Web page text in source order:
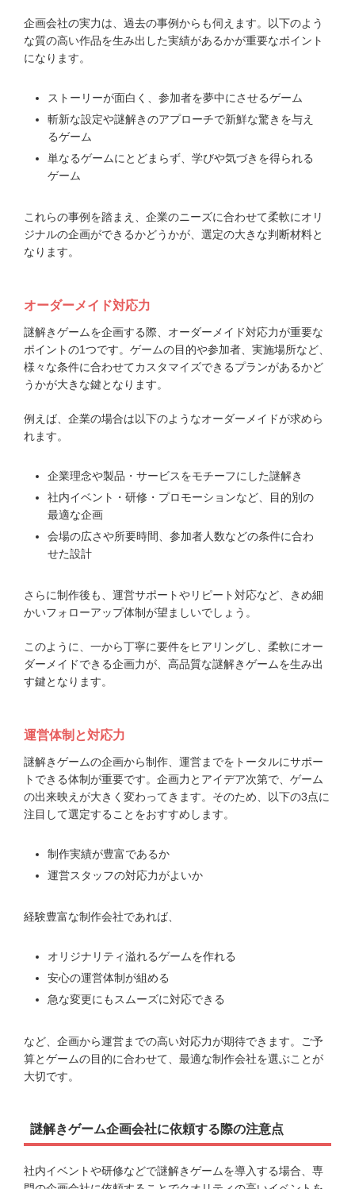
企画会社の実力は、過去の事例からも伺えます。以下のよう
な質の高い作品を生み出した実績があるかが重要なポイント
になります。
ストーリーが面白く、参加者を夢中にさせるゲーム
斬新な設定や謎解きのアプローチで新鮮な驚きを与え
るゲーム
単なるゲームにとどまらず、学びや気づきを得られる
ゲーム
これらの事例を踏まえ、企業のニーズに合わせて柔軟にオリ
ジナルの企画ができるかどうかが、選定の大きな判断材料と
なります。
オーダーメイド対応力
謎解きゲームを企画する際、オーダーメイド対応力が重要な
ポイントの1つです。ゲームの目的や参加者、実施場所など、
様々な条件に合わせてカスタマイズできるプランがあるかど
うかが大きな鍵となります。
例えば、企業の場合は以下のようなオーダーメイドが求めら
れます。
企業理念や製品・サービスをモチーフにした謎解き
社内イベント・研修・プロモーションなど、目的別の
最適な企画
会場の広さや所要時間、参加者人数などの条件に合わ
せた設計
さらに制作後も、運営サポートやリピート対応など、きめ細
かいフォローアップ体制が望ましいでしょう。
このように、一から丁寧に要件をヒアリングし、柔軟にオー
ダーメイドできる企画力が、高品質な謎解きゲームを生み出
す鍵となります。
運営体制と対応力
謎解きゲームの企画から制作、運営までをトータルにサポー
トできる体制が重要です。企画力とアイデア次第で、ゲーム
の出来映えが大きく変わってきます。そのため、以下の3点に
注目して選定することをおすすめします。
制作実績が豊富であるか
運営スタッフの対応力がよいか
経験豊富な制作会社であれば、
オリジナリティ溢れるゲームを作れる
安心の運営体制が組める
急な変更にもスムーズに対応できる
など、企画から運営までの高い対応力が期待できます。ご予
算とゲームの目的に合わせて、最適な制作会社を選ぶことが
大切です。
謎解きゲーム企画会社に依頼する際の注意点
社内イベントや研修などで謎解きゲームを導入する場合、専